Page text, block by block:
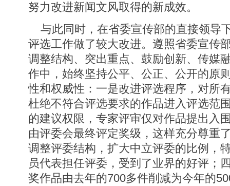
努力改进新闻文风取得的新成效。
与此同时，在省委宣传部的直接领导
评选工作做了较大改进。遵照省委宣传
调整结构、突出重点、鼓励创新、传媒
作中，始终坚持公平、公正、公开的原
性和权威性：一是改进评选程序，对所
杜绝不符合评选要求的作品进入评选范
的建议权限，专家评审仅对作品提出入
由评委会最终评定奖级，这样充分尊重
调整评委结构，扩大中立评委的比例，
员代表担任评委，受到了业界的好评；
奖作品由去年的700多件削减为今年的